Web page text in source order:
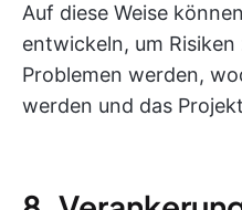
Auf diese Weise
entwickeln, um
Problemen werden,
werden und das